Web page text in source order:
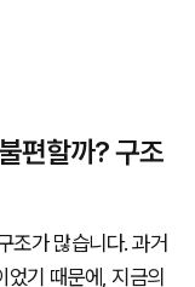
편할까? 구조
조가 많습니다. 과거
었기 때문에, 지금의